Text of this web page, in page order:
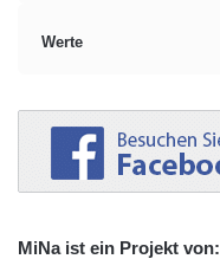
Werte
MiNa ist ein Projekt von: